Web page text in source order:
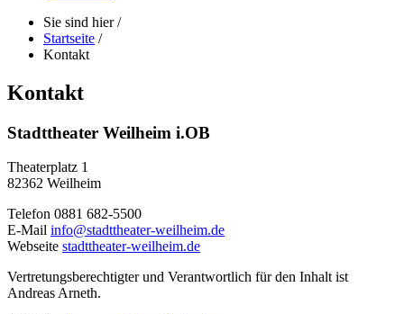
Sie sind hier/
Startseite /
Kontakt
Kontakt
Stadttheater Weilheim i.OB
Theaterplatz 1
82362 Weilheim
Telefon 0881 682-5500
E-Mail info@stadttheater-weilheim.de
Webseite stadttheater-weilheim.de
Vertretungsberechtigter und Verantwortlich für den Inhalt ist
Andreas Arneth.